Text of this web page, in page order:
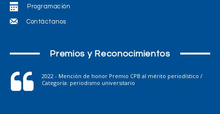
Programación
Contáctanos
Premios y Reconocimientos
2022 - Mención de honor Premio CPB al mérito periodístico /
Categoría: periodismo universitario